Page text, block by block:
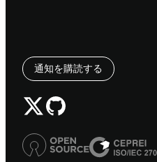
通知を購読する